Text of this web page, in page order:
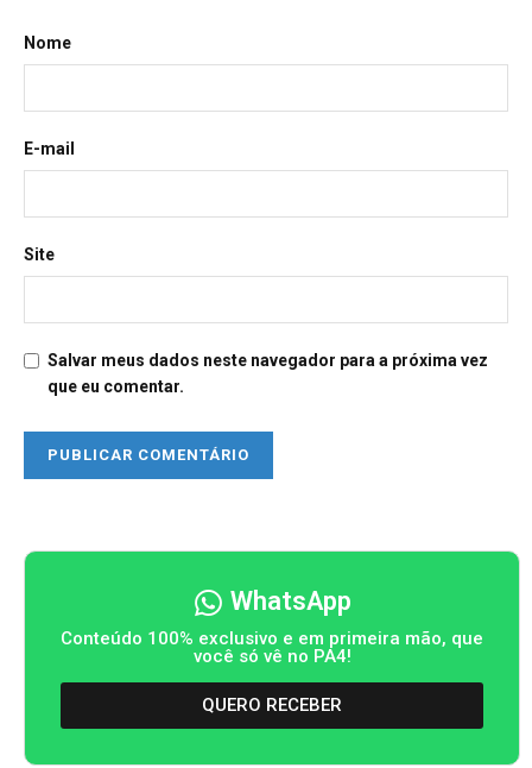
Nome
E-mail
Site
Salvar meus dados neste navegador para a próxima vez
que eu comentar.
WhatsApp
Conteúdo 100% exclusivo e em primeira mão, que
você só vê no PA4!
QUERO RECEBER